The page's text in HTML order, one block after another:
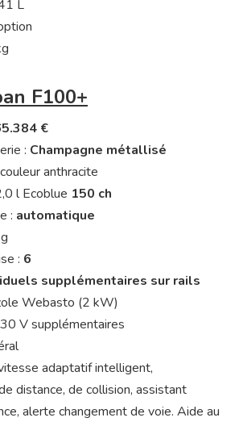
L
F100+
€
: Champagne métallisé
anthracite
l Ecoblue 150 ch
: automatique
: 6
supplémentaires sur rails
Webasto (2 kW)
V supplémentaires
adaptatif intelligent,
distance, de collision, assistant
alerte changement de voie. Aide au